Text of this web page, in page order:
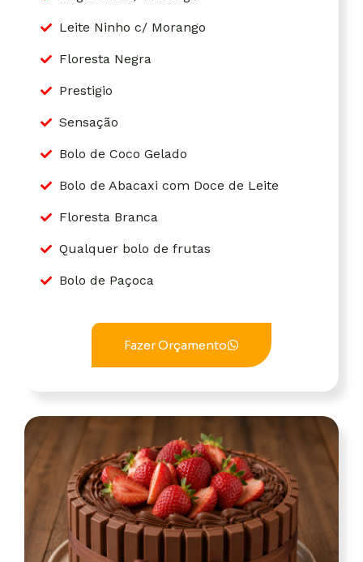
Leite Ninho c/ Morango
Floresta Negra
Prestigio
Sensação
Bolo de Coco Gelado
Bolo de Abacaxi com Doce de Leite
Floresta Branca
Qualquer bolo de frutas
Bolo de Paçoca
Fazer Orçamento